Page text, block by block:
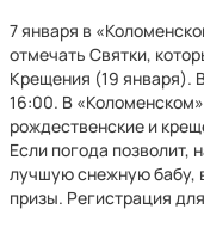
7 января в
отмечать Святки,
Крещения (19 января).
16:00. В
рождественские и
Если погода позволит,
лучшую снежную бабу,
призы. Регистрация